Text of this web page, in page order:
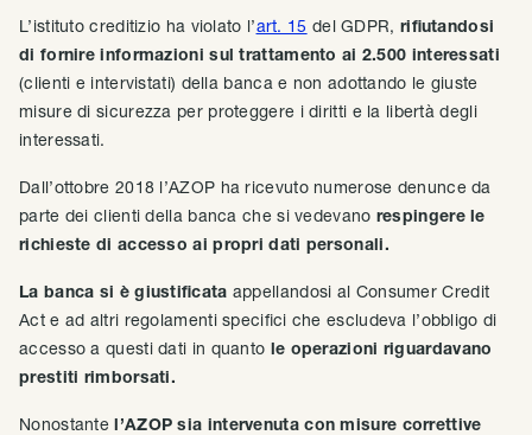
L’istituto creditizio ha violato l’art. 15 del GDPR, rifiutandosi
di fornire informazioni sul trattamento ai 2.500 interessati
(clienti e intervistati) della banca e non adottando le giuste
misure di sicurezza per proteggere i diritti e la libertà degli
interessati.
Dall’ottobre 2018 l’AZOP ha ricevuto numerose denunce da
parte dei clienti della banca che si vedevano respingere le
richieste di accesso ai propri dati personali.
La banca si è giustificata appellandosi al Consumer Credit
Act e ad altri regolamenti specifici che escludeva l’obbligo di
accesso a questi dati in quanto le operazioni riguardavano
prestiti rimborsati.
Nonostantel’AZOP sia intervenuta con misure correttive